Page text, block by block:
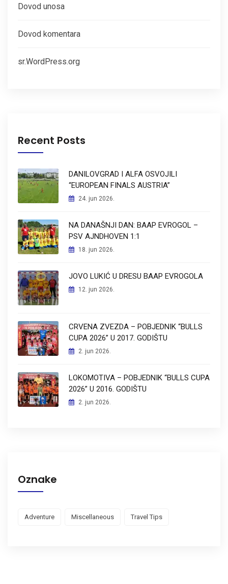
Dovod unosa
Dovod komentara
sr.WordPress.org
Recent Posts
DANILOVGRAD I ALFA OSVOJILI
“EUROPEAN FINALS AUSTRIA”
24. jun 2026.
NA DANAŠNJI DAN: BAAP EVROGOL –
PSV AJNDHOVEN 1:1
18. jun 2026.
JOVO LUKIĆ U DRESU BAAP EVROGOLA
12. jun 2026.
CRVENA ZVEZDA – POBJEDNIK “BULLS
CUPA 2026” U 2017. GODIŠTU
2. jun 2026.
LOKOMOTIVA – POBJEDNIK “BULLS CUPA
2026” U 2016. GODIŠTU
2. jun 2026.
Oznake
Adventure Miscellaneous Travel Tips